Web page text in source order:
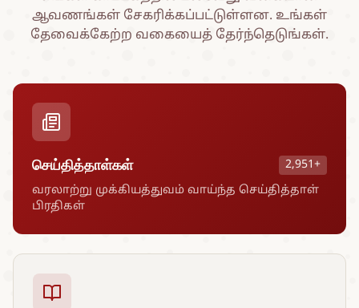
ஆவணங்கள் சேகரிக்கப்பட்டுள்ளன. உங்கள்
தேவைக்கேற்ற வகையைத் தேர்ந்தெடுங்கள்.
செய்தித்தாள்கள்
2,951+
வரலாற்று முக்கியத்துவம் வாய்ந்த செய்தித்தாள்
பிரதிகள்